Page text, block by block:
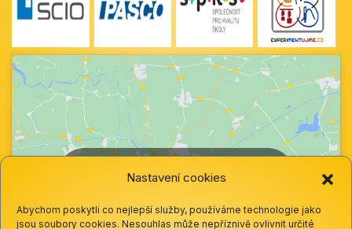
Nastavení cookies
Abychom poskytli co nejlepší služby, používáme technologie jako
jsou soubory cookies. Nesouhlas může nepříznivě ovlivnit určité
cookie a povolte tento obsah